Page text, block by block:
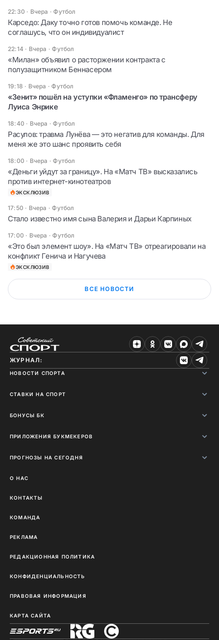
22:30 · Вчера ·Футбол
Карседо: Даку точно готов помочь команде. Не
соглашусь, что он индивидуалист
22:14 · Вчера ·Футбол
«Милан» объявил о расторжении контракта с
полузащитником Беннасером
19:18 · Вчера ·Футбол
«Зенит» пошёл на уступки «Фламенго» по трансферу
Луиса Энрике
18:40 · Вчера ·Футбол
Расулов: травма Лунёва — это негатив для команды. Для
меня же это шанс проявить себя
18:00 · Вчера ·Футбол
«Деньги уйдут за границу». На «Матч ТВ» высказались
против интернет-кинотеатров
ЭКСКЛЮЗИВ
17:50 · Вчера ·Футбол
Стало известно имя сына Валерия и Дарьи Карпиных
17:00 · Вчера ·Футбол
«Это был элемент шоу». На «Матч ТВ» отреагировали на
конфликт Генича и Нагучева
ЭКСКЛЮЗИВ
ВСЕ НОВОСТИ
ЖУРНАЛ:
НОВОСТИ СПОРТА
СТАВКИ НА СПОРТ
БОНУСЫ БК
ПРИЛОЖЕНИЯ БУКМЕКЕРОВ
ПРОГНОЗЫ НА СЕГОДНЯ
О НАС
КОНТАКТЫ
КОМАНДА
РЕКЛАМА
РЕДАКЦИОННАЯ ПОЛИТИКА
КОНФИДЕНЦИАЛЬНОСТЬ
ПРАВОВАЯ ИНФОРМАЦИЯ
КАРТА САЙТА